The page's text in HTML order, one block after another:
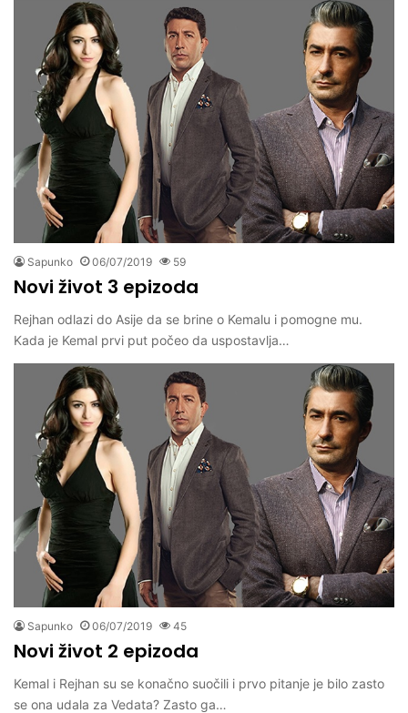
Sapunko 06/07/2019 59
Novi život 3 epizoda
Rejhan odlazi do Asije da se brine o Kemalu i pomogne mu.
Kada je Kemal prvi put počeo da uspostavlja…
Sapunko 06/07/2019 45
Novi život 2 epizoda
Kemal i Rejhan su se konačno suočili i prvo pitanje je bilo zasto
se ona udala za Vedata? Zasto ga…